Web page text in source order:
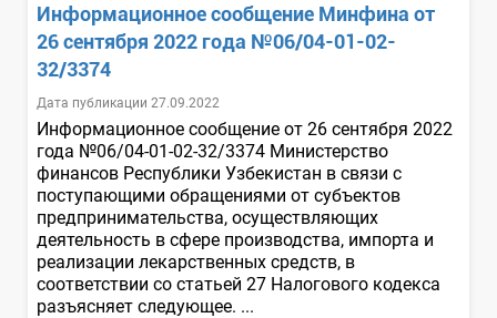
Информационное сообщение Минфина от
26 сентября 2022 года №06/04-01-02-
32/3374
Дата публикации 27.09.2022
Информационное сообщение от 26 сентября 2022
года №06/04-01-02-32/3374 Министерство
финансов Республики Узбекистан в связи с
поступающими обращениями от субъектов
предпринимательства, осуществляющих
деятельность в сфере производства, импорта и
реализации лекарственных средств, в
соответствии со статьей 27 Налогового кодекса
разъясняет следующее. ...